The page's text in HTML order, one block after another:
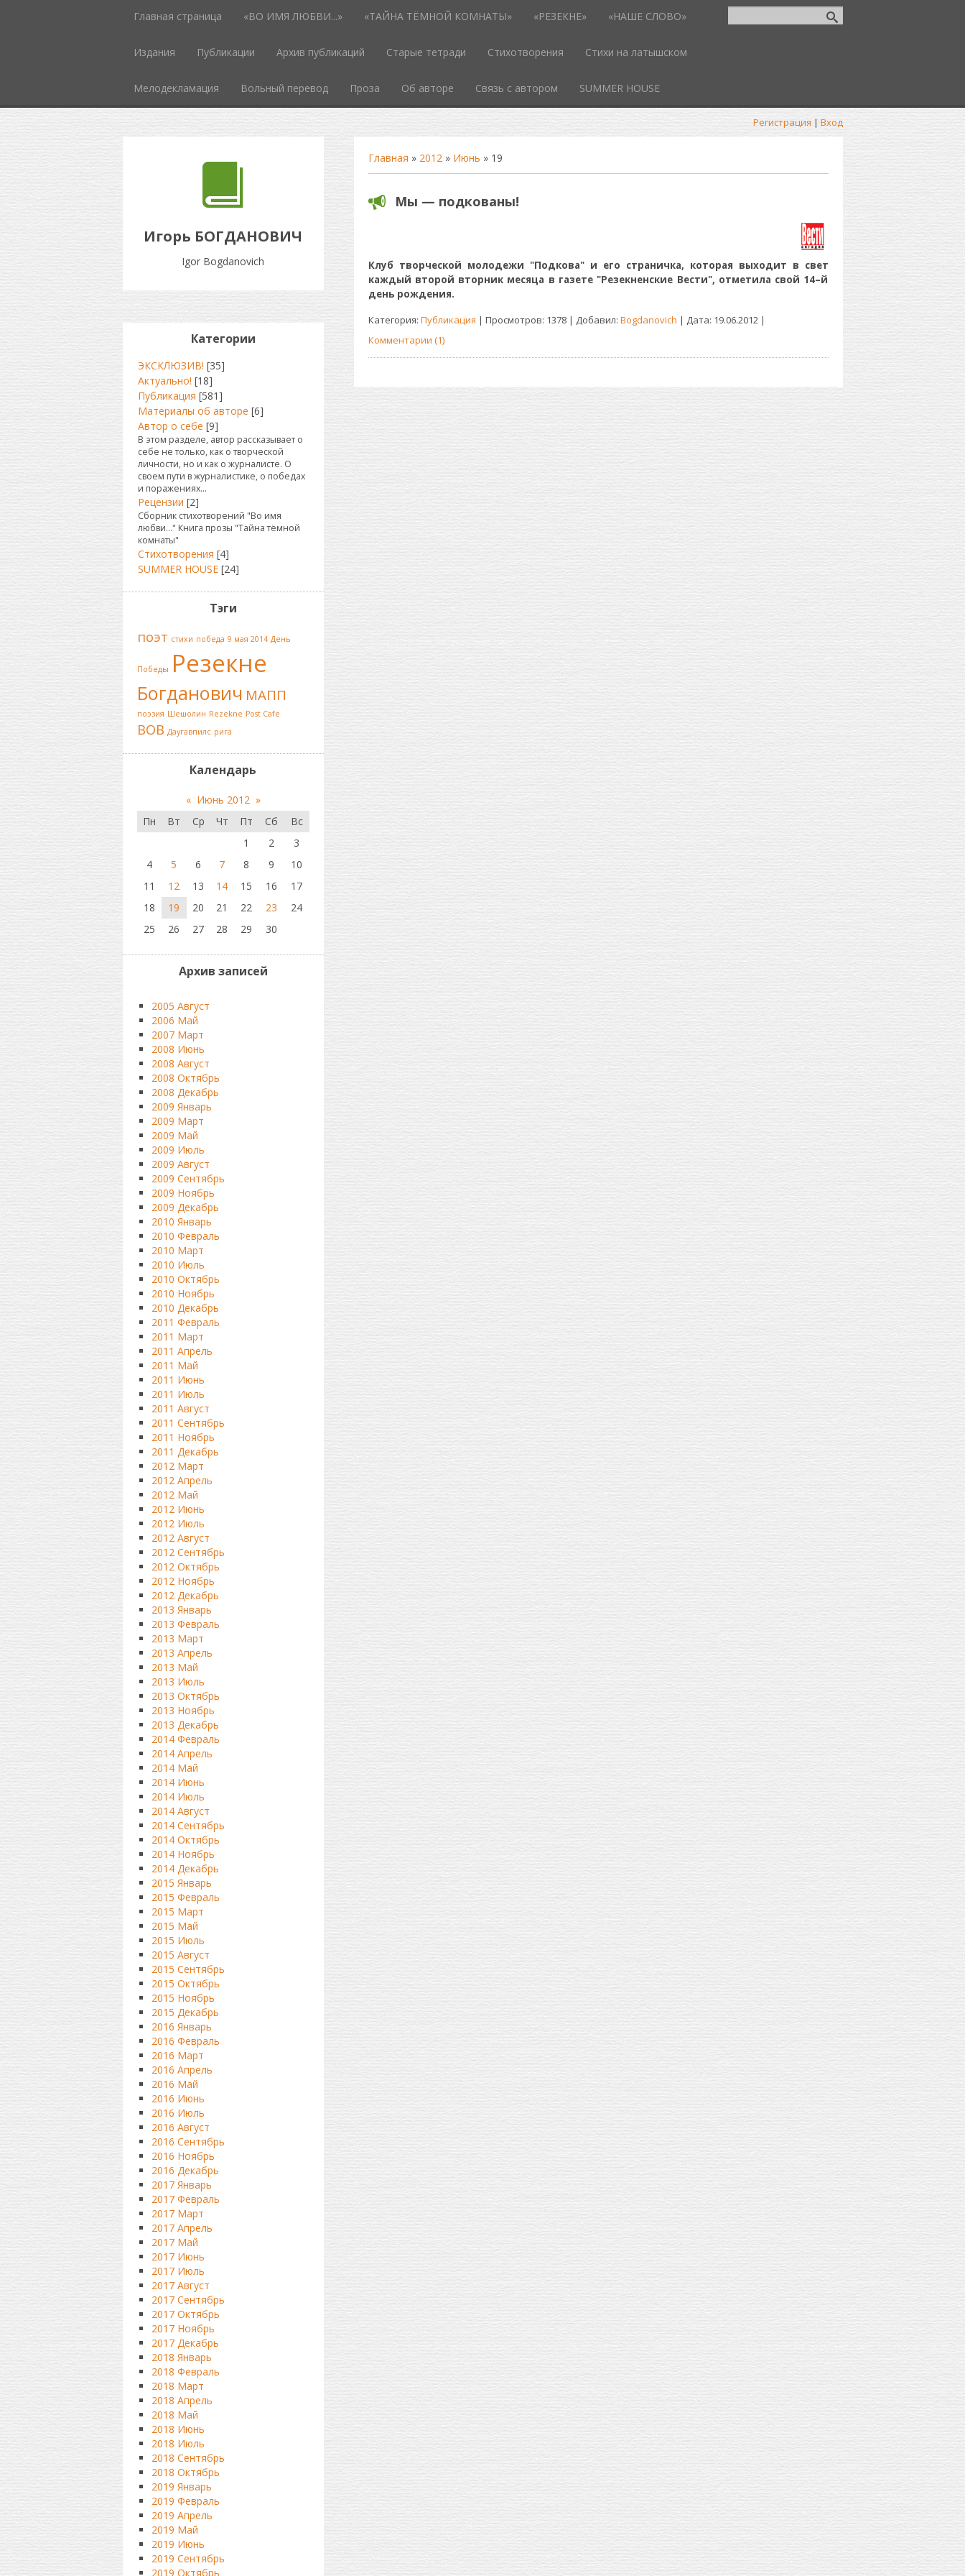
Главная страница «ВО ИМЯ ЛЮБВИ...» «ТАЙНА ТЁМНОЙ КОМНАТЫ» «РЕЗЕКНЕ» «НАШЕ СЛОВО»
Издания Публикации Архив публикаций Старые тетради Стихотворения Стихи на латышском
Мелодекламация Вольный перевод Проза Об авторе Связь с автором SUMMER HOUSE
Регистрация | Вход
Игорь БОГДАНОВИЧ
Igor Bogdanovich
Главная » 2012 » Июнь » 19
Мы — подкованы!
Клуб творческой молодежи "Подкова" и его страничка, которая выходит в свет
каждый второй вторник месяца в газете "Резекненские Вести", отметила свой 14–й
день рождения.
Категория: Публикация | Просмотров: 1378 | Добавил: Bogdanovich | Дата: 19.06.2012|
Комментарии (1)
Категории
ЭКСКЛЮЗИВ! [35]
Актуально! [18]
Публикация [581]
Материалы об авторе [6]
Автор о себе [9]
В этом разделе, автор рассказывает о
себе не только, как о творческой
личности, но и как о журналисте. О
своем пути в журналистике, о победах
и поражениях...
Рецензии [2]
Сборник стихотворений "Во имя
любви..." Книга прозы "Тайна тёмной
комнаты"
Стихотворения [4]
SUMMER HOUSE [24]
Тэги
поэт стихи победа 9 мая 2014 День
Победы Резекне
Богданович МАПП
поэзия Шешолин Rezekne Post Cafe
ВОВ Даугавпилс рига
Календарь
« Июнь 2012 »
Пн
Вт Ср Чт Пт Сб
Вс
1
2
3
4
5 6 7 8 9
10
11
12 13 14 15 16
17
18
19 20 21 22 23
24
25
26 27 28 29 30
Архив записей
2005 Август
2006 Май
2007 Март
2008 Июнь
2008 Август
2008 Октябрь
2008 Декабрь
2009 Январь
2009 Март
2009 Май
2009 Июль
2009 Август
2009 Сентябрь
2009 Ноябрь
2009 Декабрь
2010 Январь
2010 Февраль
2010 Март
2010 Июль
2010 Октябрь
2010 Ноябрь
2010 Декабрь
2011 Февраль
2011 Март
2011 Апрель
2011 Май
2011 Июнь
2011 Июль
2011 Август
2011 Сентябрь
2011 Ноябрь
2011 Декабрь
2012 Март
2012 Апрель
2012 Май
2012 Июнь
2012 Июль
2012 Август
2012 Сентябрь
2012 Октябрь
2012 Ноябрь
2012 Декабрь
2013 Январь
2013 Февраль
2013 Март
2013 Апрель
2013 Май
2013 Июль
2013 Октябрь
2013 Ноябрь
2013 Декабрь
2014 Февраль
2014 Апрель
2014 Май
2014 Июнь
2014 Июль
2014 Август
2014 Сентябрь
2014 Октябрь
2014 Ноябрь
2014 Декабрь
2015 Январь
2015 Февраль
2015 Март
2015 Май
2015 Июль
2015 Август
2015 Сентябрь
2015 Октябрь
2015 Ноябрь
2015 Декабрь
2016 Январь
2016 Февраль
2016 Март
2016 Апрель
2016 Май
2016 Июнь
2016 Июль
2016 Август
2016 Сентябрь
2016 Ноябрь
2016 Декабрь
2017 Январь
2017 Февраль
2017 Март
2017 Апрель
2017 Май
2017 Июнь
2017 Июль
2017 Август
2017 Сентябрь
2017 Октябрь
2017 Ноябрь
2017 Декабрь
2018 Январь
2018 Февраль
2018 Март
2018 Апрель
2018 Май
2018 Июнь
2018 Июль
2018 Сентябрь
2018 Октябрь
2019 Январь
2019 Февраль
2019 Апрель
2019 Май
2019 Июнь
2019 Сентябрь
2019 Октябрь